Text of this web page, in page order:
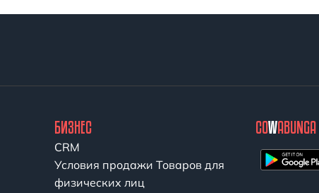
БИЗНЕС
CRM
Условия продажи Товаров для
физических лиц
COW